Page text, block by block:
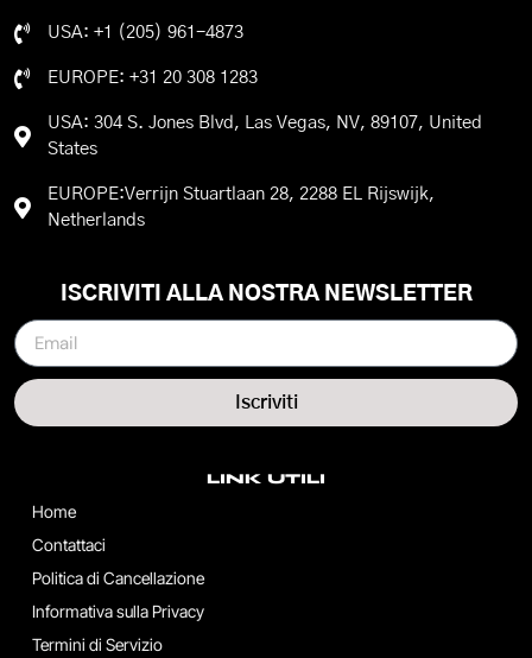
USA: +1 (205) 961-4873
EUROPE: +31 20 308 1283
USA: 304 S. Jones Blvd, Las Vegas, NV, 89107, United
States
EUROPE:Verrijn Stuartlaan 28, 2288 EL Rijswijk,
Netherlands
LINK UTILI
Home
Contattaci
Politica di Cancellazione
Informativa sulla Privacy
Termini di Servizio
ISCRIVITI ALLA NOSTRA NEWSLETTER
Iscriviti